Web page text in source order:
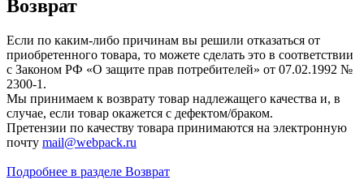
Возврат
Если по каким-либо причинам вы решили отказаться от
приобретенного товара, то можете сделать это в соответствии
с Законом РФ «О защите прав потребителей» от 07.02.1992 №
2300-1.
Мы принимаем к возврату товар надлежащего качества и, в
случае, если товар окажется с дефектом/браком.
Претензии по качеству товара принимаются на электронную
почту mail@webpack.ru
Подробнее в разделе Возврат